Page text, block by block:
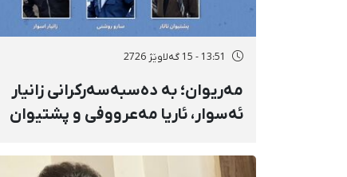
13:51 - 15 گەلاوێژ 2726
مەریوان؛ بە دەسبەسەرکرانی زانیار
ئەسوار، ئاریا مەعرووفی و پشتیوان
سەرەڕۆیانە لە ئاوایی «نێ» بۆ شەش